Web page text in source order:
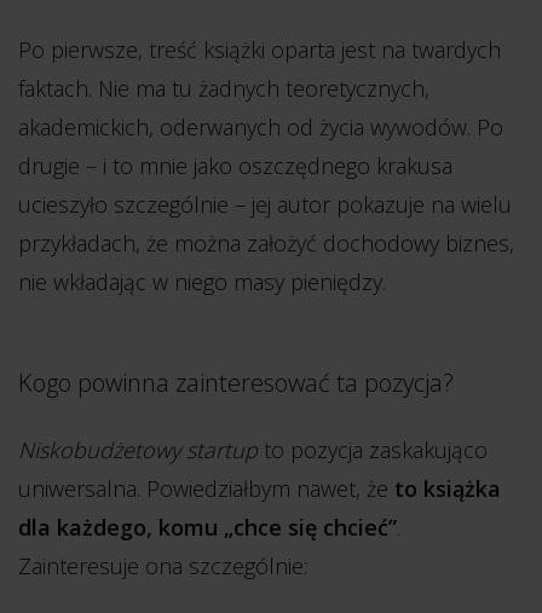
Po pierwsze, treść książki oparta jest na twardych
faktach. Nie ma tu żadnych teoretycznych,
akademickich, oderwanych od życia wywodów. Po
drugie – i to mnie jako oszczędnego krakusa
ucieszyło szczególnie – jej autor pokazuje na wielu
przykładach, że można założyć dochodowy biznes,
nie wkładając w niego masy pieniędzy.
Kogo powinna zainteresować ta pozycja?
Niskobudżetowy startup to pozycja zaskakująco
uniwersalna. Powiedziałbym nawet, że to książka
dla każdego, komu „chce się chcieć”.
Zainteresuje ona szczególnie: